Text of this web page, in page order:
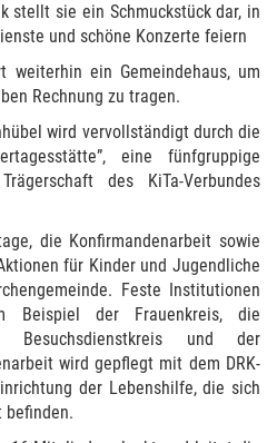
stellt sie ein Schmuckstück dar, in
und schöne Konzerte feiern
weiterhin ein Gemeindehaus, um
Rechnung zu tragen.
wird vervollständigt durch die
eine fünfgruppige
des KiTa-Verbundes
die Konfirmandenarbeit sowie
für Kinder und Jugendliche
Feste Institutionen
Beispiel der Frauenkreis, die
Besuchsdienstkreis und der
wird gepflegt mit dem DRK-
der Lebenshilfe, die sich
befinden.